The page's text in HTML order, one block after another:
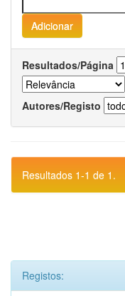
Resultados/Página
Autores/Registo
Resultados 1-1 de 1.
Registos: